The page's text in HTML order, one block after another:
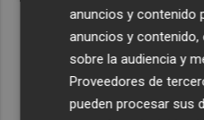
anuncios y contenido
anuncios y
sobre la audiencia y
Proveedores de
pueden procesar sus